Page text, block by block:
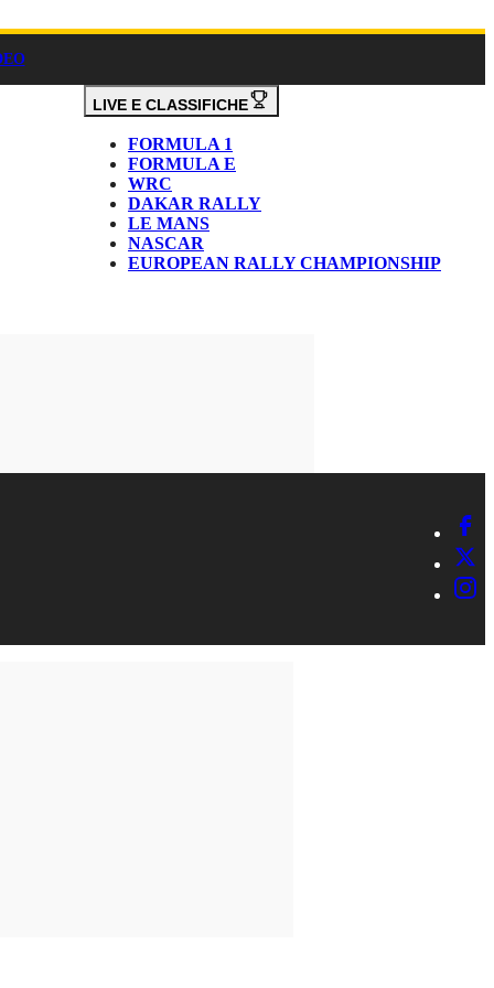
LIVE E CLASSIFICHE
FORMULA 1
FORMULA E
WRC
DAKAR RALLY
LE MANS
NASCAR
EUROPEAN RALLY CHAMPIONSHIP